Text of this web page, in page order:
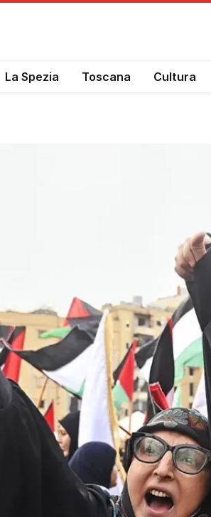
La Spezia Toscana Cultura